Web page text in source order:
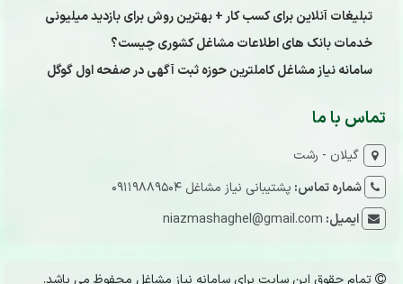
تبلیغات آنلاین برای کسب کار + بهترین روش برای بازدید میلیونی
خدمات بانک های اطلاعات مشاغل کشوری چیست؟
سامانه نیاز مشاغل کاملترین حوزه ثبت آگهی در صفحه اول گوگل
تماس با ما
گیلان - رشت
شماره تماس: پشتیبانی نیاز مشاغل 09119889504
ایمیل: niazmashaghel@gmail.com
تمام حقوق این سایت برای سامانه نیاز مشاغل محفوظ می باشد.